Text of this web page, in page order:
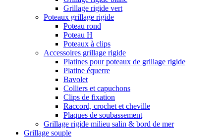
Grillage rigide vert
Poteaux grillage rigide
Poteau rond
Poteau H
Poteaux à clips
Accessoires grillage rigide
Platines pour poteaux de grillage rigide
Platine équerre
Bavolet
Colliers et capuchons
Clips de fixation
Raccord, crochet et cheville
Plaques de soubassement
Grillage rigide milieu salin & bord de mer
Grillage souple